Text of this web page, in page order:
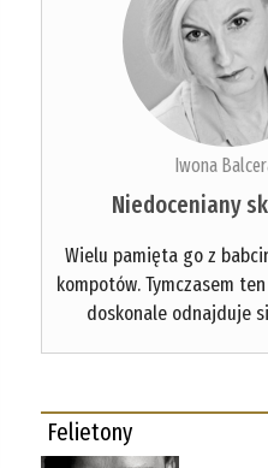
Iwona
Niedoceniany
Wielu pamięta go z
kompotów. Tymczasem
doskonale odnajduje
Felietony